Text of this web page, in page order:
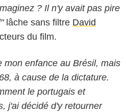
? Il n'y avait pas pire
lâche sans filtre David
du film.
mon enfance au Brésil, mais
à cause de la dictature.
le portugais et
j'ai décidé d'y retourner
Filmes